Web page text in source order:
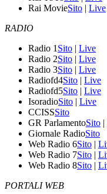
Rai MovieSito | Live
RADIO
Radio 1 Sito | Live
Radio 2Sito | Live
Radio 3Sito | Live
Radiofd4Sito | Live
Radiofd5Sito | Live
IsoradioSito | Live
CCISSSito
GR ParlamentoSito |
Giornale RadioSito
Web Radio 6Sito |
Web Radio 7Sito |
Web Radio 8Sito |
PORTALI WEB